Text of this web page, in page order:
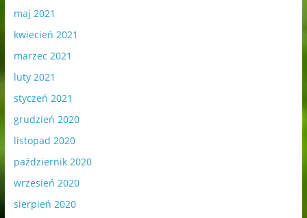
maj 2021
kwiecień 2021
marzec 2021
luty 2021
styczeń 2021
grudzień 2020
listopad 2020
październik 2020
wrzesień 2020
sierpień 2020